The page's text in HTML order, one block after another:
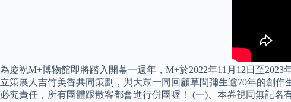
為慶祝M+博物館即將踏入開幕一週年，M+於2022年11月12日至
立策展人吉竹美香共同策劃，與大眾一同回顧草間彌生逾70年的創
必究責任，所有團體跟散客都會進行併團喔！ (一)、本券視同無記